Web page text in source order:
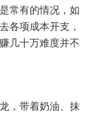
常有的情况，如
各项成本开支，
几十万难度并不
，带着奶油、抹